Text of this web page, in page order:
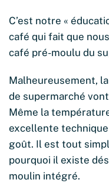
C’est notre «
café qui fait que
café pré-moulu du
Malheureusement,
de supermarché
Même la
excellente technique
goût. Il est tout
pourquoi il existe
moulin intégré.